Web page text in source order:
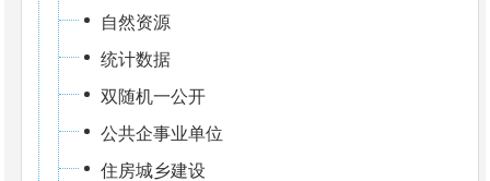
自然资源
统计数据
双随机一公开
公共企事业单位
住房城乡建设